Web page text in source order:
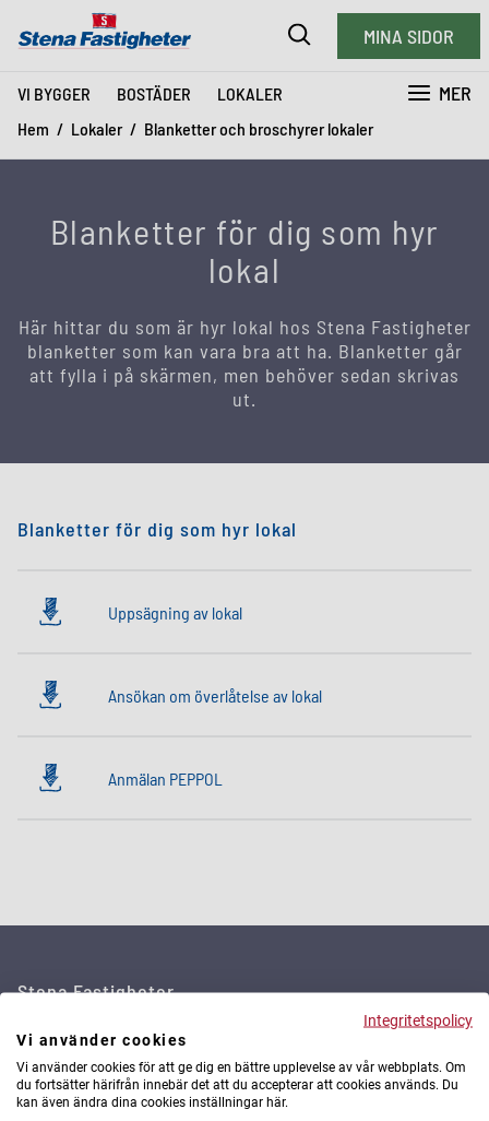
VI BYGGER BOSTÄDER LOKALER MER
MINA SIDOR
Hem Lokaler Blanketter och broschyrer lokaler
Blanketter för dig som hyr
lokal
Här hittar du som är hyr lokal hos Stena Fastigheter
blanketter som kan vara bra att ha. Blanketter går
att fylla i på skärmen, men behöver sedan skrivas
ut.
Blanketter för dig som hyr lokal
Uppsägning av lokal
Ansökan om överlåtelse av lokal
Anmälan PEPPOL
Stena Fastigheter
Stena Fastigheter är ett av Sveriges största privata
fastighetsbolag med 29 500 bostäder och 2 100 lokaler i
storstadsregionerna. Utomlands äger och förvaltar vi fastigheter
via Stena Real Estate. Vi utvecklar städer och förvaltar med
Integritetspolicy
Vi använder cookies
Vi använder cookies för att ge dig en bättre upplevelse av vår webbplats. Om
du fortsätter härifrån innebär det att du accepterar att cookies används. Du
kan även ändra dina cookies inställningar här.